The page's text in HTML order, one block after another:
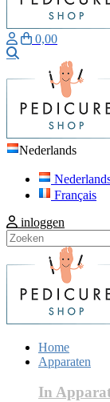
0,00
Nederlands
Français
inloggen
Home
Apparaten
In